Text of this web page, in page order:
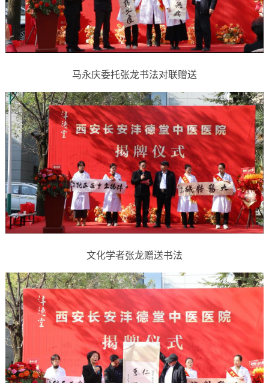
马永庆委托张龙书法对联赠送
文化学者张龙赠送书法